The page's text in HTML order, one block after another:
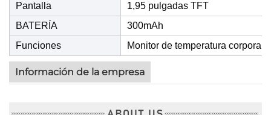
Pantalla
1,95 pulgadas TFT
BATERÍA
300mAh
Funciones
Monitor de temperatura corporal
Información de la empresa